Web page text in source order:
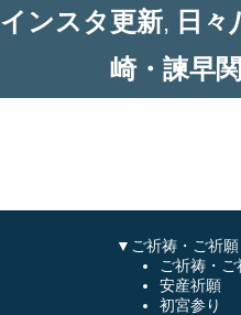
インスタ更新, 日々
崎・諫早
▼ご祈祷・ご祈願
ご祈祷・
安産祈願
初宮参り